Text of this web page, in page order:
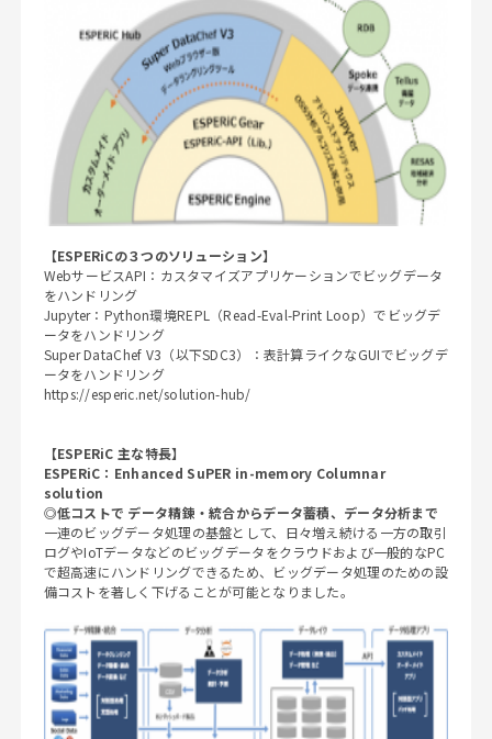
【ESPERiCの３つのソリューション】
WebサービスAPI：カスタマイズアプリケーションでビッグデータ
をハンドリング
Jupyter：Python環境REPL（Read-Eval-Print Loop）でビッグデ
ータをハンドリング
Super DataChef V3（以下SDC3）：表計算ライクなGUIでビッグデ
ータをハンドリング
https://esperic.net/solution-hub/
【ESPERiC 主な特長】
ESPERiC ：Enhanced SuPER in-memory Columnar
solution
◎低コストで データ精錬・統合からデータ蓄積、データ分析まで
一連のビッグデータ処理の基盤として、日々増え続ける一方の取引
ログやIoTデータなどのビッグデータをクラウドおよび一般的なPC
で超高速にハンドリングできるため、ビッグデータ処理のための設
備コストを著しく下げることが可能となりました。